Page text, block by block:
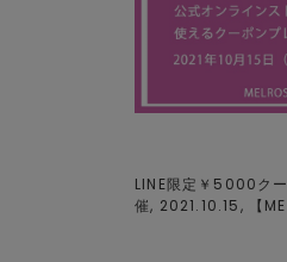
LINE限定￥5000ク
催, 2021.10.15, 【